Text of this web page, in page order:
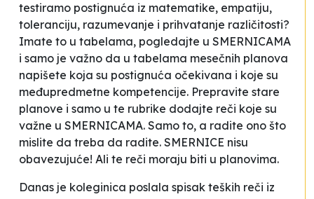
testiramo postignuća iz matematike, empatiju,
toleranciju, razumevanje i prihvatanje različitosti?
Imate to u tabelama, pogledajte u SMERNICAMA
i samo je važno da u tabelama mesečnih planova
napišete koja su postignuća očekivana i koje su
međupredmetne kompetencije. Prepravite stare
planove i samo u te rubrike dodajte reči koje su
važne u SMERNICAMA. Samo to, a radite ono što
mislite da treba da radite. SMERNICE nisu
obavezujuće! Ali te reči moraju biti u planovima.
Danas je koleginica poslala spisak teških reči iz